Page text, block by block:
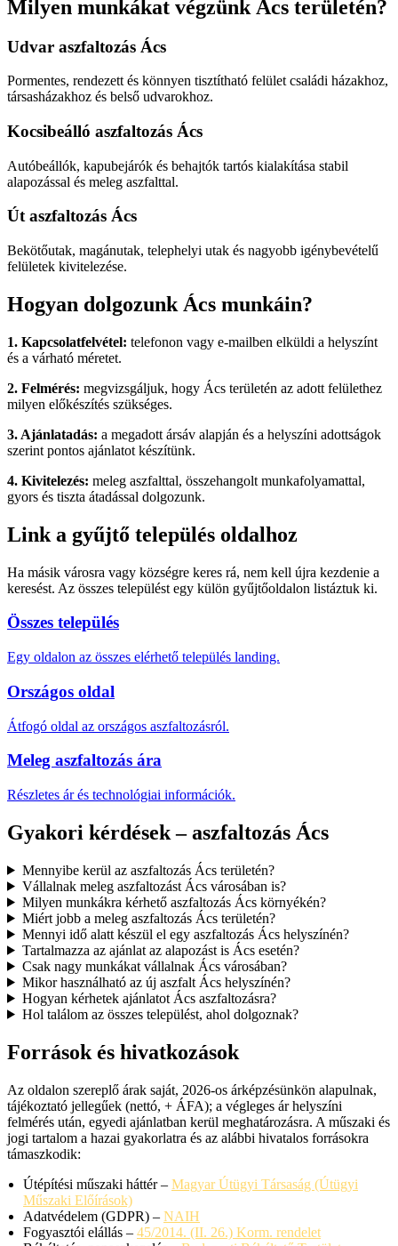
Milyen munkákat végzünk Ács területén?
Udvar aszfaltozás Ács
Pormentes, rendezett és könnyen tisztítható felület családi házakhoz,
társasházakhoz és belső udvarokhoz.
Kocsibeálló aszfaltozás Ács
Autóbeállók, kapubejárók és behajtók tartós kialakítása stabil
alapozással és meleg aszfalttal.
Út aszfaltozás Ács
Bekötőutak, magánutak, telephelyi utak és nagyobb igénybevételű
felületek kivitelezése.
Hogyan dolgozunk Ács munkáin?
1. Kapcsolatfelvétel: telefonon vagy e-mailben elküldi a helyszínt
és a várható méretet.
2. Felmérés: megvizsgáljuk, hogy Ács területén az adott felülethez
milyen előkészítés szükséges.
3. Ajánlatadás: a megadott ársáv alapján és a helyszíni adottságok
szerint pontos ajánlatot készítünk.
4. Kivitelezés: meleg aszfalttal, összehangolt munkafolyamattal,
gyors és tiszta átadással dolgozunk.
Link a gyűjtő település oldalhoz
Ha másik városra vagy községre keres rá, nem kell újra kezdenie a
keresést. Az összes települést egy külön gyűjtőoldalon listáztuk ki.
Összes település
Egy oldalon az összes elérhető település landing.
Országos oldal
Átfogó oldal az országos aszfaltozásról.
Meleg aszfaltozás ára
Részletes ár és technológiai információk.
Gyakori kérdések – aszfaltozás Ács
Mennyibe kerül az aszfaltozás Ács területén?
Vállalnak meleg aszfaltozást Ács városában is?
Milyen munkákra kérhető aszfaltozás Ács környékén?
Miért jobb a meleg aszfaltozás Ács területén?
Mennyi idő alatt készül el egy aszfaltozás Ács helyszínén?
Tartalmazza az ajánlat az alapozást is Ács esetén?
Csak nagy munkákat vállalnak Ács városában?
Mikor használható az új aszfalt Ács helyszínén?
Hogyan kérhetek ajánlatot Ács aszfaltozásra?
Hol találom az összes települést, ahol dolgoznak?
Források és hivatkozások
Az oldalon szereplő árak saját, 2026-os árképzésünkön alapulnak,
tájékoztató jellegűek (nettó, + ÁFA); a végleges ár helyszíni
felmérés után, egyedi ajánlatban kerül meghatározásra. A műszaki és
jogi tartalom a hazai gyakorlatra és az alábbi hivatalos forrásokra
támaszkodik:
Útépítési műszaki háttér – Magyar Útügyi Társaság (Útügyi
Műszaki Előírások)
Adatvédelem (GDPR) – NAIH
Fogyasztói elállás – 45/2014. (II. 26.) Korm. rendelet